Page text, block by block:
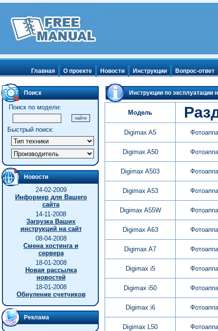
Главная О проекте Новости Инструкции Вопрос-ответ
Поиск
Поиск по модели:
Быстрый поиск:
Новости
24-02-2009
Информер для Вашего
сайта
14-11-2008
Загрузка Ваших
инструкций на сайт
08-04-2008
Смена хостинга и
сервера
18-01-2008
Новая рассылка
новостей
18-01-2008
Обнуление счетчиков
Реклама
Инструкции по эксплуатации
Модель
Digimax A5
Digimax A50
Digimax A503
Digimax A53
Digimax A55W
Digimax A63
Digimax A7
Digimax i5
Digimax i50
Digimax i6
Digimax L50